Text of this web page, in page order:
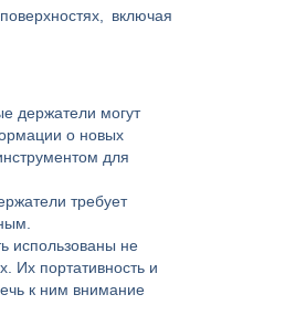
включая
держатели могут
о новых
для
требует
использованы не
Их портативность и
к ним внимание